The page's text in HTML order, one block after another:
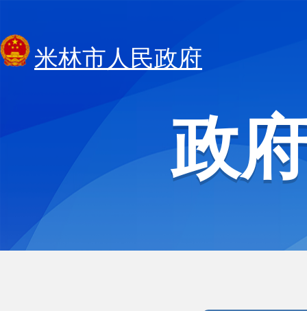
米林市人民政府
政